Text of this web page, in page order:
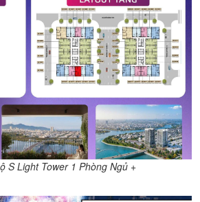
S Light Tower 1 Phòng Ngủ +